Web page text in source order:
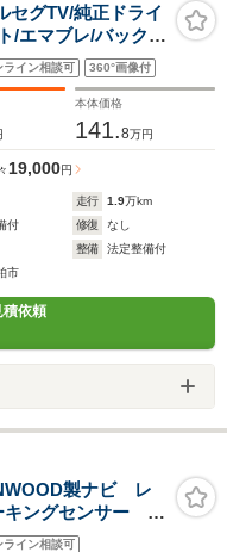
グTV/純正ドライ
/エマブレ/バックカ
ト/スマートキー/
アマット/禁煙車
ライン相談可 360°画像付
本体価格
141.8万円
19,000円
走行 1.9万km
付 修復
なし
整備
法定整備付
市
積依頼
製ナビ レ
ングセンサー オ
ッドライトウォ
ライン相談可